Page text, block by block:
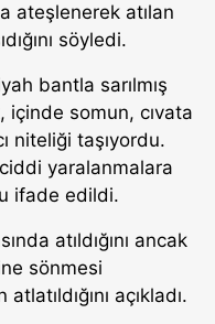
ateşlenerek atılan
söyledi.
bantla sarılmış
somun, cıvata
niteliği taşıyordu.
yaralanmalara
ifade edildi.
atıldığını ancak
sönmesi
açıkladı.